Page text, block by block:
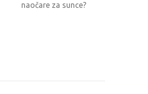
naočare za sunce?